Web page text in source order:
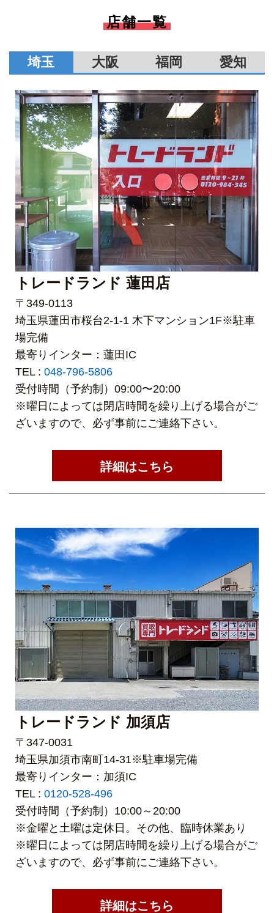
店舗一覧
埼玉 大阪 福岡 愛知
トレードランド 蓮田店
〒349-0113
埼玉県蓮田市桜台2-1-1 木下マンション1F※駐車
場完備
最寄りインター：蓮田IC
TEL : 048-796-5806
受付時間（予約制）09:00〜20:00
※曜日によっては閉店時間を繰り上げる場合がご
ざいますので、必ず事前にご連絡下さい。
詳細はこちら
トレードランド 加須店
〒347-0031
埼玉県加須市南町14-31※駐車場完備
最寄りインター：加須IC
TEL : 0120-528-496
受付時間（予約制）10:00～20:00
※金曜と土曜は定休日。その他、臨時休業あり
※曜日によっては閉店時間を繰り上げる場合がご
ざいますので、必ず事前にご連絡下さい。
詳細はこちら